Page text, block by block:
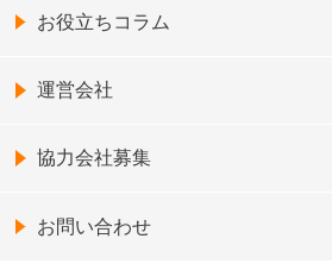
お役立ちコラム
運営会社
協力会社募集
お問い合わせ